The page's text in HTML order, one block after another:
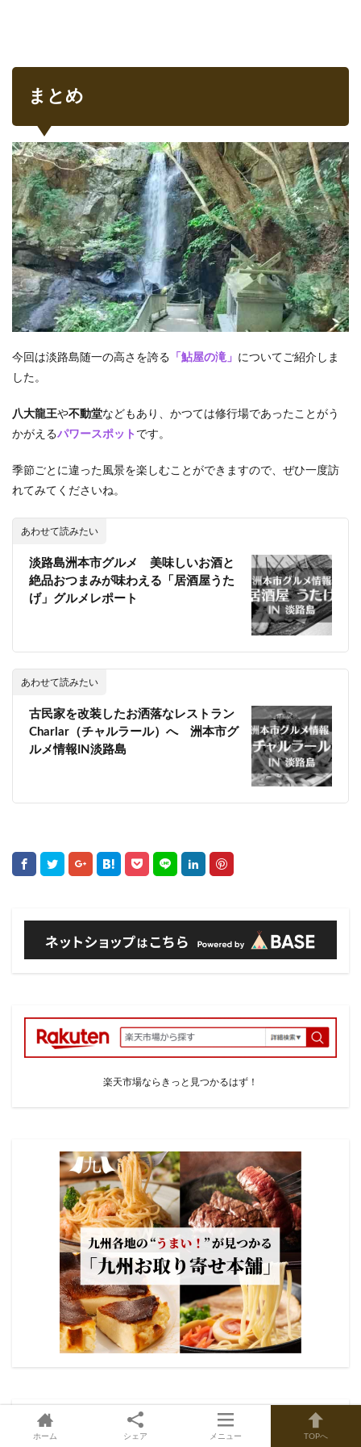
まとめ
今回は淡路島随一の高さを誇る 「鮎屋の滝」 についてご紹介しま
した。
八大龍王や不動堂などもあり、かつては修行場であったことがう
かがえるパワースポット です。
季節ごとに違った風景を楽しむことができますので、ぜひ一度訪
れてみてくださいね。
あわせて読みたい
淡路島洲本市グルメ 美味しいお酒と
絶品おつまみが味わえる「居酒屋うた
げ」グルメレポート
あわせて読みたい
古民家を改装したお洒落なレストラン
Charlar（チャルラール）へ 洲本市グ
ルメ情報IN淡路島
楽天市場ならきっと見つかるはず！
最新の記事
ホーム シェア メニュー TOPへ